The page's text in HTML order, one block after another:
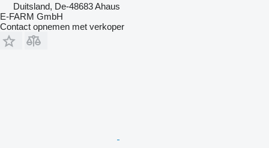
Duitsland, De-48683 Ahaus
E-FARM GmbH
Contact opnemen met verkoper